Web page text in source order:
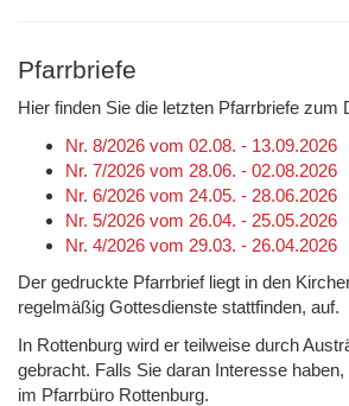
Pfarrbriefe
Hier finden Sie die letzten Pfarrbriefe zum
Nr. 8/2026 vom 02.08. - 13.09.2026
Nr. 7/2026 vom 28.06. - 02.08.2026
Nr. 6/2026 vom 24.05. - 28.06.2026
Nr. 5/2026 vom 26.04. - 25.05.2026
Nr. 4/2026 vom 29.03. - 26.04.2026
Der gedruckte Pfarrbrief liegt in den
regelmäßig Gottesdienste stattfinden, auf.
In Rottenburg wird er teilweise durch
gebracht. Falls Sie daran Interesse
im Pfarrbüro Rottenburg.